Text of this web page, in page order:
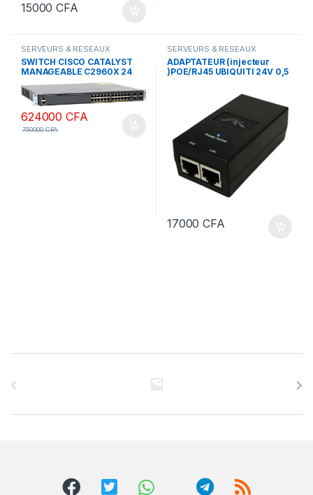
15000CFA
SERVEURS & RESEAUX
SWITCH CISCO CATALYST
MANAGEABLE C2960X 24
PORTS PS-L 1G GIGABYT
POE
624000CFA
750000CFA
SERVEURS & RESEAUX
ADAPTATEUR (injecteur
)POE/RJ45 UBIQUITI 24V 0,5
17000CFA